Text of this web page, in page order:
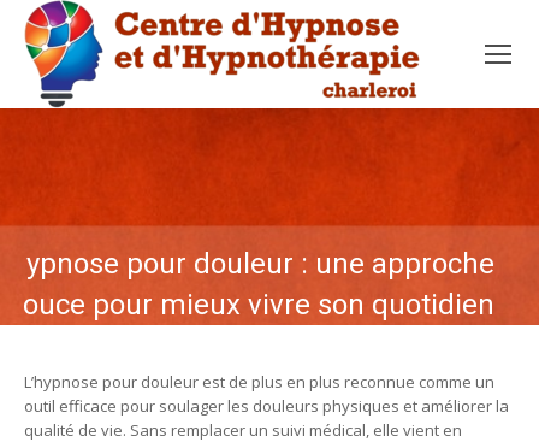
Hypnose pour douleur : une approche
douce pour mieux vivre son quotidien
L’hypnose pour douleur est de plus en plus reconnue comme un
outil efficace pour soulager les douleurs physiques et améliorer la
qualité de vie. Sans remplacer un suivi médical, elle vient en